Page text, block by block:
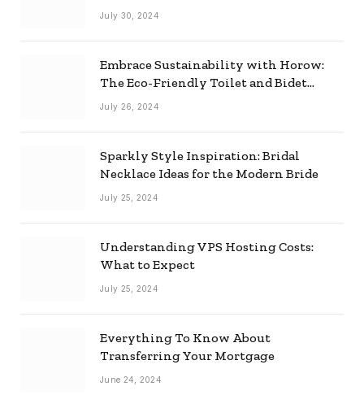
Effectively
July 30, 2024
Embrace Sustainability with Horow:
The Eco-Friendly Toilet and Bidet
Combo
July 26, 2024
Sparkly Style Inspiration: Bridal
Necklace Ideas for the Modern Bride
July 25, 2024
Understanding VPS Hosting Costs:
What to Expect
July 25, 2024
Everything To Know About
Transferring Your Mortgage
June 24, 2024